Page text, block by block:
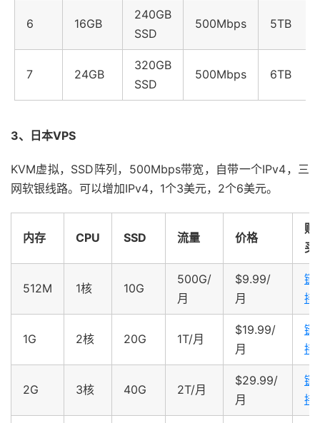
6 16GB
240GB
SSD
500Mbps 5TB
7 24GB
320GB
SSD
500Mbps 6TB
3、日本VPS
KVM虚拟，SSD阵列，500Mbps带宽，自带一个IPv4，三
网软银线路。可以增加IPv4，1个3美元，2个6美元。
内存 CPU SSD 流量 价格
购
买
512M 1核 10G
500G/
月
$9.99/
月
链
接
1G 2核 20G 1T/月
$19.99/
月
链
接
2G 3核 40G 2T/月
$29.99/
月
链
接